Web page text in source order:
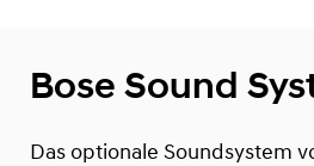
Bose Sound
Das optionale Soundsystem